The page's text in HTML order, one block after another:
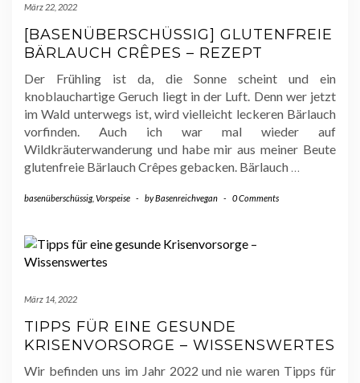
März 22, 2022
[BASENÜBERSCHÜSSIG] GLUTENFREIE
BÄRLAUCH CRÊPES – REZEPT
Der Frühling ist da, die Sonne scheint und ein
knoblauchartige Geruch liegt in der Luft. Denn wer jetzt
im Wald unterwegs ist, wird vielleicht leckeren Bärlauch
vorfinden. Auch ich war mal wieder auf
Wildkräuterwanderung und habe mir aus meiner Beute
glutenfreie Bärlauch Crêpes gebacken. Bärlauch …
basenüberschüssig, Vorspeise - byBasenreichvegan - 0 Comments
März 14, 2022
TIPPS FÜR EINE GESUNDE
KRISENVORSORGE – WISSENSWERTES
Wir befinden uns im Jahr 2022 und nie waren Tipps für